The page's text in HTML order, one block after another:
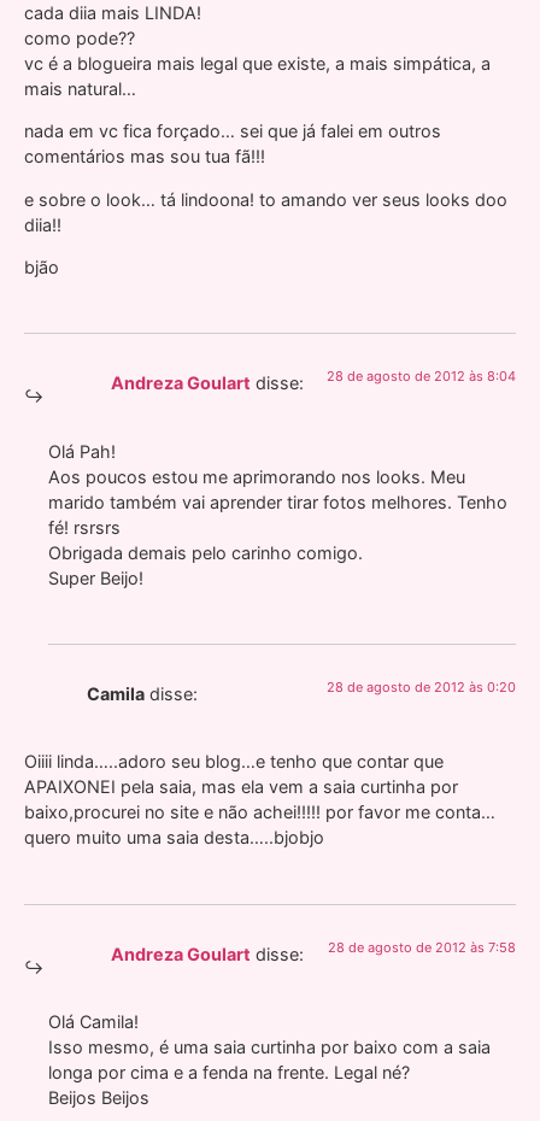
cada diia mais LINDA!
como pode??
vc é a blogueira mais legal que existe, a mais simpática, a
mais natural…
nada em vc fica forçado… sei que já falei em outros
comentários mas sou tua fã!!!
e sobre o look… tá lindoona! to amando ver seus looks doo
diia!!
bjão
Andreza Goulart disse: 28 de agosto de 2012 às 8:04
Olá Pah!
Aos poucos estou me aprimorando nos looks. Meu
marido também vai aprender tirar fotos melhores. Tenho
fé! rsrsrs
Obrigada demais pelo carinho comigo.
Super Beijo!
Camila disse: 28 de agosto de 2012 às 0:20
Oiiii linda…..adoro seu blog…e tenho que contar que
APAIXONEI pela saia, mas ela vem a saia curtinha por
baixo,procurei no site e não achei!!!!! por favor me conta…
quero muito uma saia desta…..bjobjo
Andreza Goulart disse: 28 de agosto de 2012 às 7:58
Olá Camila!
Isso mesmo, é uma saia curtinha por baixo com a saia
longa por cima e a fenda na frente. Legal né?
Beijos Beijos